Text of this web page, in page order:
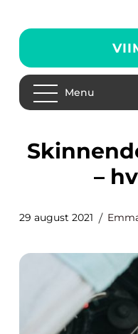
Menu
Skinnende ren oppvask
–
29 august 2021